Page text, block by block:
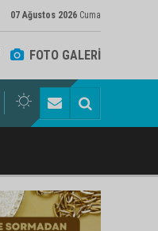
07 Ağustos 2026 Cuma
FOTO GALERİ
ziyaretçi akını